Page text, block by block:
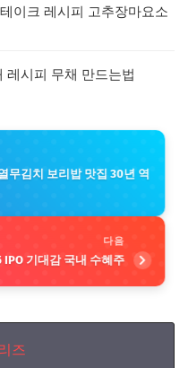
이크 레시피 고추장마요소
레시피 무채 만드는법
무김치 보리밥 맛집 30년 역
다음
IPO 기대감 국내 수혜주
즈